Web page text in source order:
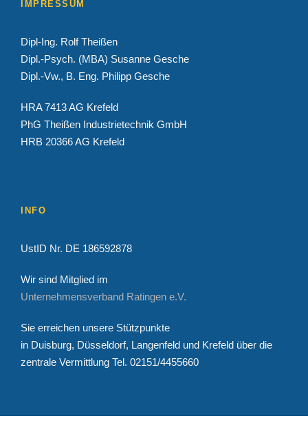
IMPRESSUM
Dipl-Ing. Rolf Theißen
Dipl.-Psych. (MBA) Susanne Gesche
Dipl.-Vw., B. Eng. Philipp Gesche
HRA 7413 AG Krefeld
PhG Theißen Industrietechnik GmbH
HRB 20366 AG Krefeld
INFO
UstID Nr. DE 186592878
Wir sind Mitglied im
Unternehmensverband Ratingen e.V.
Sie erreichen unsere Stützpunkte
in Duisburg, Düsseldorf, Langenfeld und Krefeld über die
zentrale Vermittlung Tel. 02151/4455660